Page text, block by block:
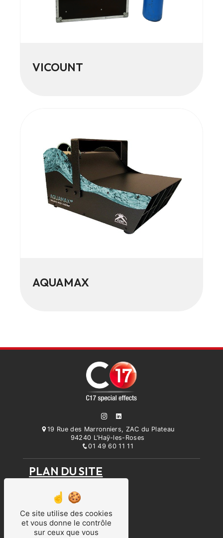
VICOUNT
AQUAMAX
19 Rue des Marronniers, ZAC du Plateau
94240 L'Haÿ-les-Roses
01 49 60 11 11
PLAN DU SITE
Prestation
Qui sommes-nous ?
Contact
Ce site utilise des cookies
et vous donne le contrôle
sur ceux que vous